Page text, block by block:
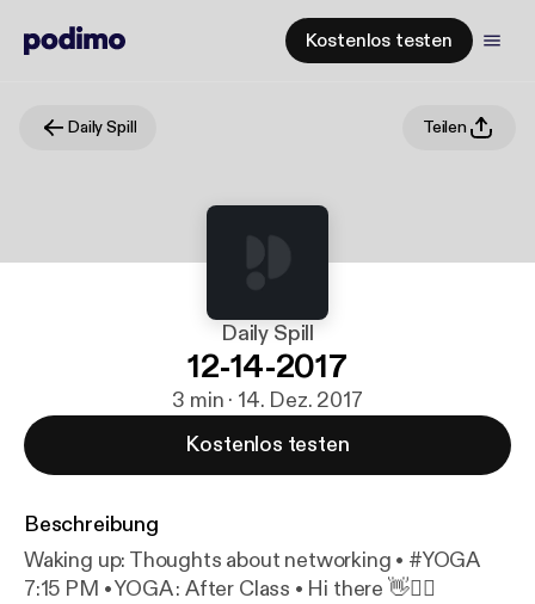
Kostenlos testen
Daily Spill Teilen
Daily Spill
12-14-2017
3 min · 14. Dez. 2017
Kostenlos testen
Beschreibung
Waking up: Thoughts about networking • #YOGA
7:15 PM • YOGA : After Class • Hi there 👋🙋‍♀️